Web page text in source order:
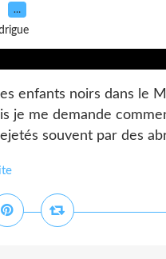
…
enfants noirs dans le
je me demande
souvent par des